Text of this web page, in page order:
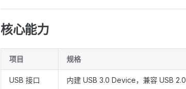
核心能力
项目 规格
USB 接口 内建 USB 3.0 Device，兼容 USB 2.0